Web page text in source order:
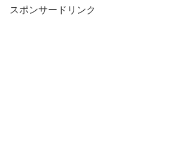
スポンサードリンク